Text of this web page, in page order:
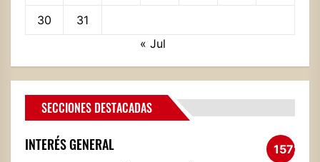
30
31
« Jul
SECCIONES DESTACADAS
INTERÉS GENERAL 1572